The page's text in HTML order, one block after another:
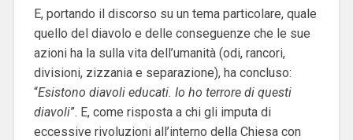
E, portando il discorso su un tema particolare, quale
quello del diavolo e delle conseguenze che le sue
azioni ha la sulla vita dell’umanità (odi, rancori,
divisioni, zizzania e separazione), ha concluso:
“Esistono diavoli educati. Io ho terrore di questi
diavoli”. E, come risposta a chi gli imputa di
eccessive rivoluzioni all’interno della Chiesa con